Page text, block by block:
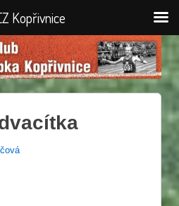
Kopřivnice